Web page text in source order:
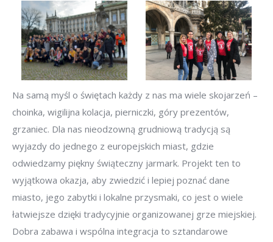
Na samą myśl o świętach każdy z nas ma wiele skojarzeń –
choinka, wigilijna kolacja, pierniczki, góry prezentów,
grzaniec. Dla nas nieodzowną grudniową tradycją są
wyjazdy do jednego z europejskich miast, gdzie
odwiedzamy piękny świąteczny jarmark. Projekt ten to
wyjątkowa okazja, aby zwiedzić i lepiej poznać dane
miasto, jego zabytki i lokalne przysmaki, co jest o wiele
łatwiejsze dzięki tradycyjnie organizowanej grze miejskiej.
Dobra zabawa i wspólna integracja to sztandarowe